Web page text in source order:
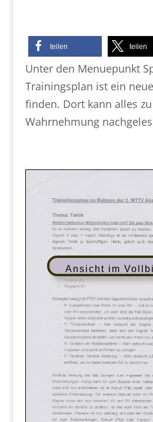
teilen teilen
Unter den Menuepunkt
Trainingsplan ist ein
finden. Dort kann alles
Wahrnehmung
Ansicht im